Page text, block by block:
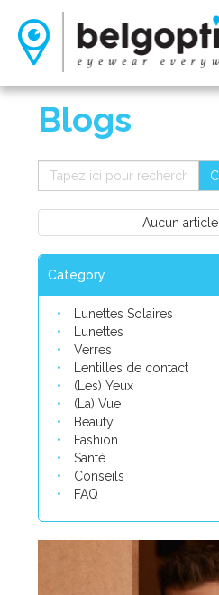
Blogs
Aucun
Category
Lunettes Solaires
Lunettes
Verres
Lentilles de contact
(Les) Yeux
(La) Vue
Beauty
Fashion
Santé
Conseils
FAQ